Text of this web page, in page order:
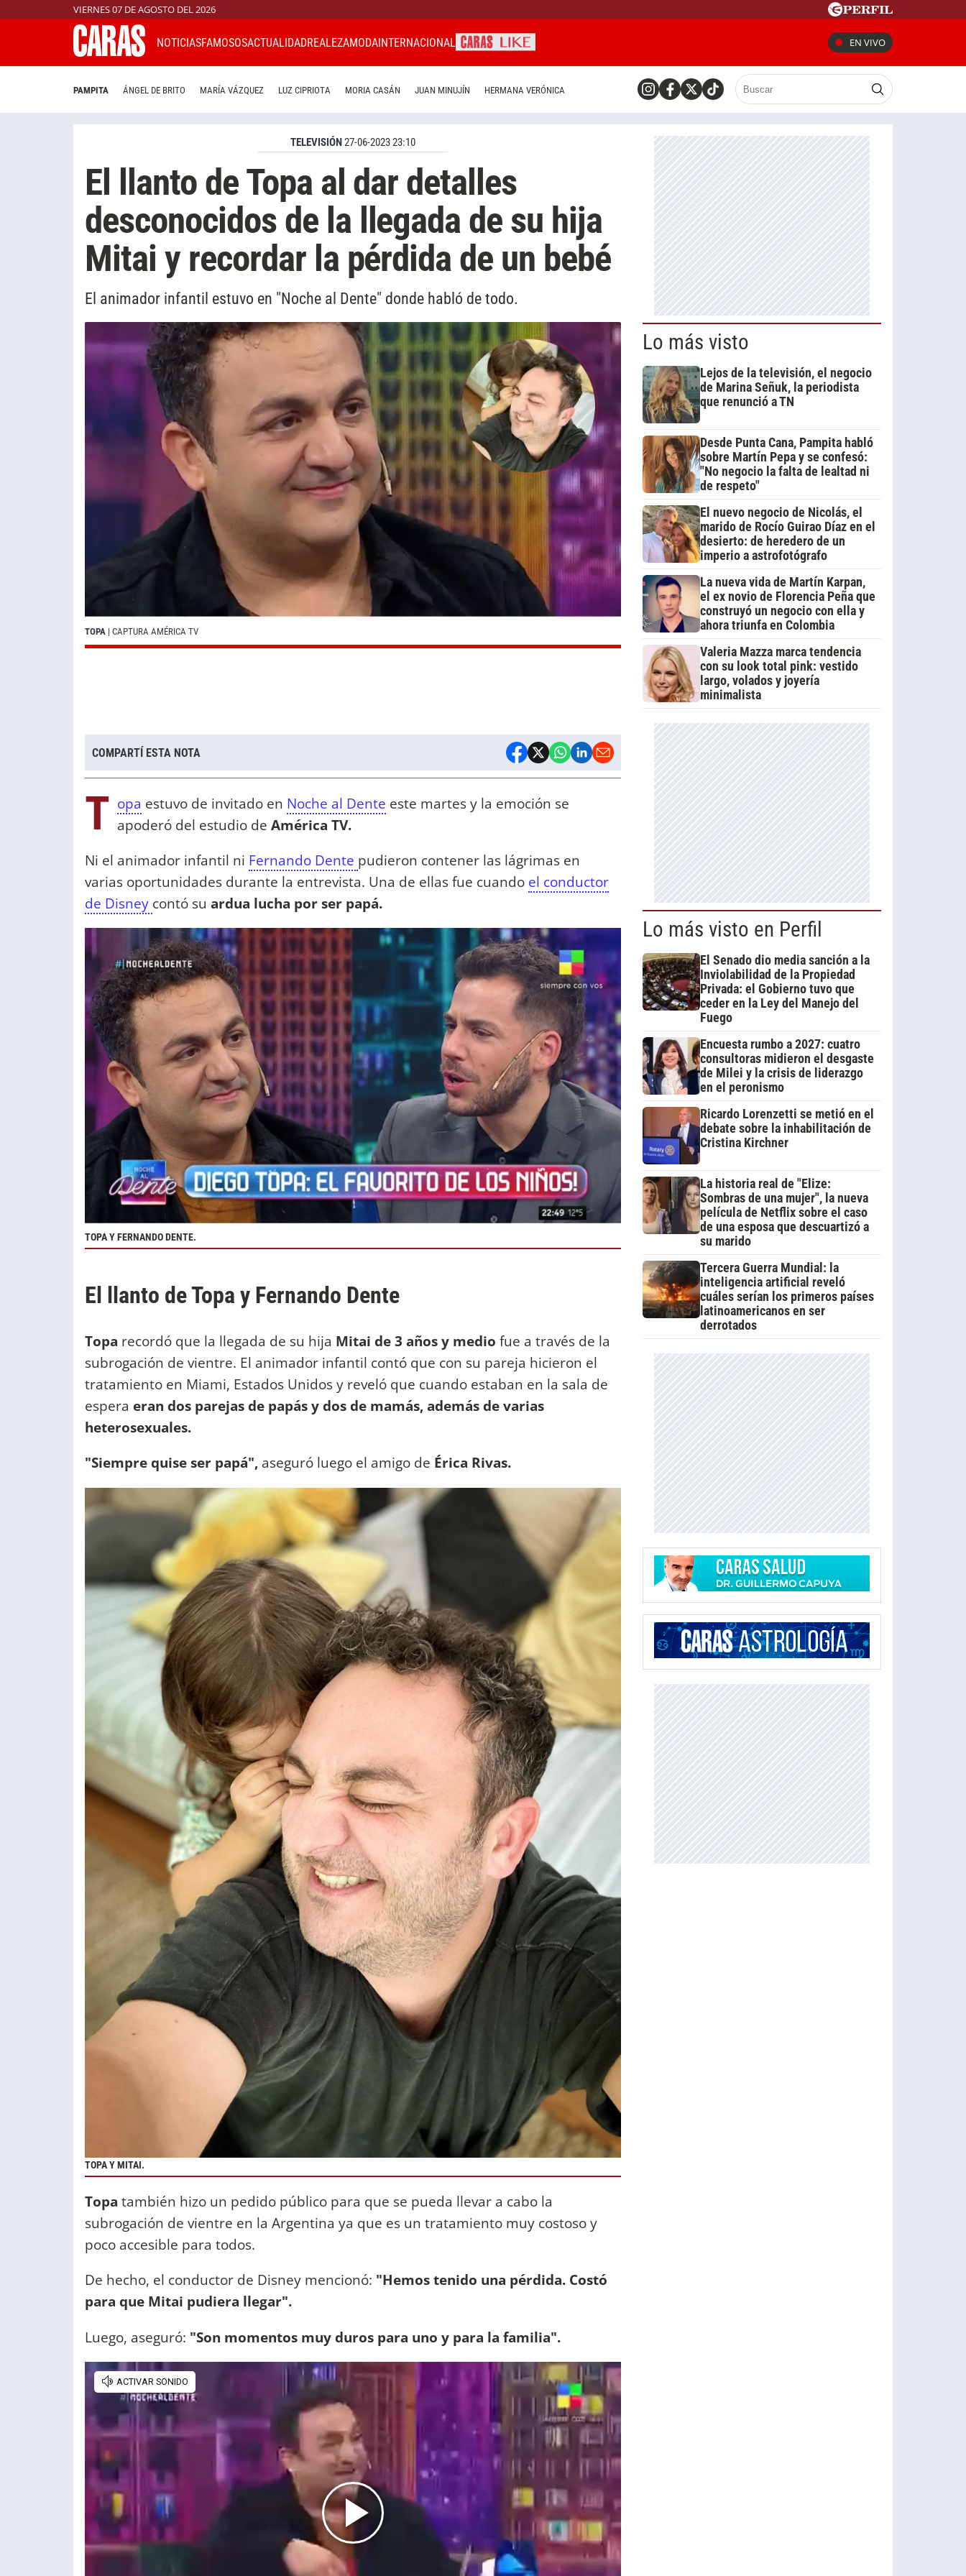
VIERNES 07 DE AGOSTO DEL 2026
NOTICIASFAMOSOSACTUALIDADREALEZAMODAINTERNACIONAL EN VIVO
PAMPITA ÁNGEL DE BRITO MARÍA VÁZQUEZ LUZ CIPRIOTA MORIA CASÁN JUAN MINUJÍN HERMANA VERÓNICA
TELEVISIÓN27-06-2023 23:10
El llanto de Topa al dar detalles
desconocidos de la llegada de su hija
Mitai y recordar la pérdida de un bebé
El animador infantil estuvo en "Noche al Dente" donde habló de todo.
TOPA | CAPTURA AMÉRICA TV
COMPARTÍ ESTA NOTA
T opa estuvo de invitado en Noche al Dente este martes y la emoción se
apoderó del estudio de América TV.
Ni el animador infantil ni Fernando Dente pudieron contener las lágrimas en
varias oportunidades durante la entrevista. Una de ellas fue cuando el conductor
de Disney contó su ardua lucha por ser papá.
TOPA Y FERNANDO DENTE.
El llanto de Topa y Fernando Dente
Topa recordó que la llegada de su hija Mitai de 3 años y medio fue a través de la
subrogación de vientre. El animador infantil contó que con su pareja hicieron el
tratamiento en Miami, Estados Unidos y reveló que cuando estaban en la sala de
espera eran dos parejas de papás y dos de mamás, además de varias
heterosexuales.
"Siempre quise ser papá", aseguró luego el amigo de Érica Rivas.
TOPA Y MITAI.
Topa también hizo un pedido público para que se pueda llevar a cabo la
subrogación de vientre en la Argentina ya que es un tratamiento muy costoso y
poco accesible para todos.
De hecho, el conductor de Disney mencionó: "Hemos tenido una pérdida. Costó
para que Mitai pudiera llegar".
Luego, aseguró: "Son momentos muy duros para uno y para la familia".
Lo más visto
Lejos de la televisión, el negocio
de Marina Señuk, la periodista
que renunció a TN
Desde Punta Cana, Pampita habló
sobre Martín Pepa y se confesó:
"No negocio la falta de lealtad ni
de respeto"
El nuevo negocio de Nicolás, el
marido de Rocío Guirao Díaz en el
desierto: de heredero de un
imperio a astrofotógrafo
La nueva vida de Martín Karpan,
el ex novio de Florencia Peña que
construyó un negocio con ella y
ahora triunfa en Colombia
Valeria Mazza marca tendencia
con su look total pink: vestido
largo, volados y joyería
minimalista
Lo más visto en Perfil
El Senado dio media sanción a la
Inviolabilidad de la Propiedad
Privada: el Gobierno tuvo que
ceder en la Ley del Manejo del
Fuego
Encuesta rumbo a 2027: cuatro
consultoras midieron el desgaste
de Milei y la crisis de liderazgo
en el peronismo
Ricardo Lorenzetti se metió en el
debate sobre la inhabilitación de
Cristina Kirchner
La historia real de "Elize:
Sombras de una mujer", la nueva
película de Netflix sobre el caso
de una esposa que descuartizó a
su marido
Tercera Guerra Mundial: la
inteligencia artificial reveló
cuáles serían los primeros países
latinoamericanos en ser
derrotados